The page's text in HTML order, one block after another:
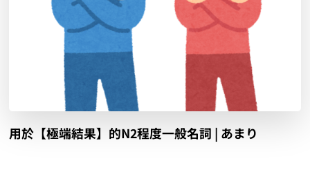
用於【極端結果】的N2程度一般名詞 | あまり